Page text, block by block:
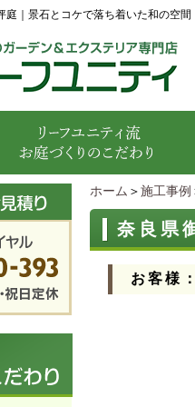
庭｜景石とコケで落ち着いた和の空間
ホーム ＞ 施工事例
奈良県
お客様